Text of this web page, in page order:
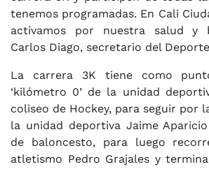
tenemos programadas. En Cali
activamos por nuestra salud y
Carlos Diago, secretario del
La carrera 3K tiene como
‘kilómetro 0’ de la unidad
coliseo de Hockey, para seguir por
la unidad deportiva Jaime
de baloncesto, para luego
atletismo Pedro Grajales y